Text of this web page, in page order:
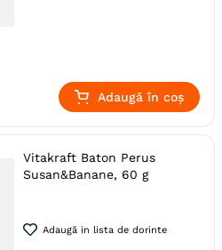
Pasari
Vitakraft
Adaugă în coș
Vitakraft Baton Perus
Susan&Banane, 60 g
Adaugă in lista de dorinte